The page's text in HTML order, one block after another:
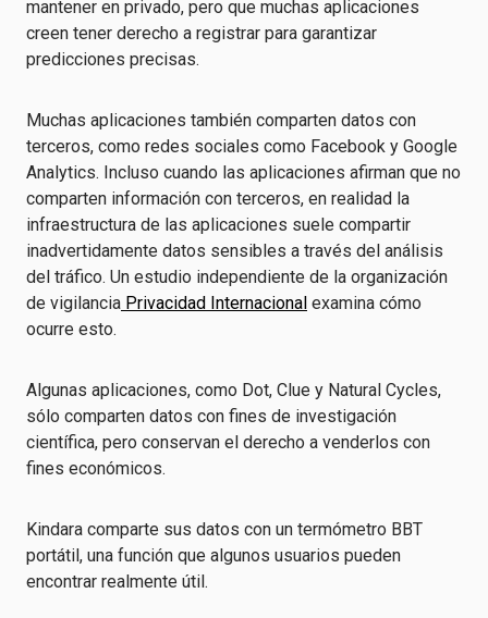
mantener en privado, pero que muchas aplicaciones
creen tener derecho a registrar para garantizar
predicciones precisas.
Muchas aplicaciones también comparten datos con
terceros, como redes sociales como Facebook y Google
Analytics. Incluso cuando las aplicaciones afirman que no
comparten información con terceros, en realidad la
infraestructura de las aplicaciones suele compartir
inadvertidamente datos sensibles a través del análisis
del tráfico. Un estudio independiente de la organización
de vigilancia Privacidad Internacional examina cómo
ocurre esto.
Algunas aplicaciones, como Dot, Clue y Natural Cycles,
sólo comparten datos con fines de investigación
científica, pero conservan el derecho a venderlos con
fines económicos.
Kindara comparte sus datos con un termómetro BBT
portátil, una función que algunos usuarios pueden
encontrar realmente útil.